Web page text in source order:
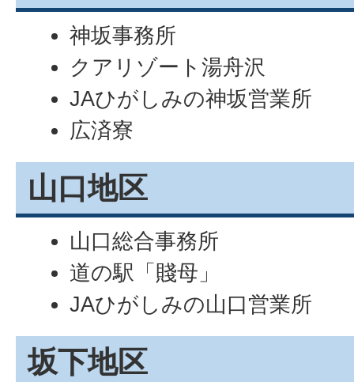
神坂事務所
クアリゾート湯舟沢
JAひがしみの神坂営業所
広済寮
山口地区
山口総合事務所
道の駅「賤母」
JAひがしみの山口営業所
坂下地区